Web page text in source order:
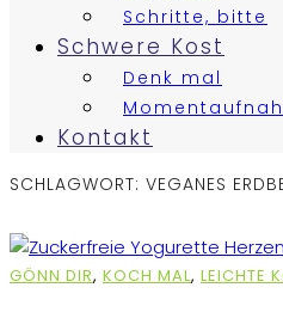
Schritte, bitte
Schwere Kost
Denk mal
Kontakt
SCHLAGWORT: VEGANES
GÖNN DIR, KOCH MAL, LEICHTE